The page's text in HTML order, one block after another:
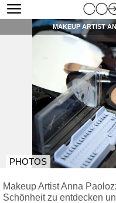
MAKEUP ARTIST
PHOTOS
Makeup Artist Anna
Schönheit zu entdecken